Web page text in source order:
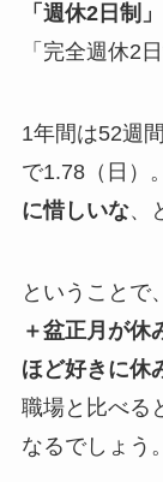
「週休2日制」
「完全週休2
1年間は52週
で1.78（日）
に惜しいな、
ということで
＋盆正月が休
ほど好きに休
職場と比べる
なるでしょう。